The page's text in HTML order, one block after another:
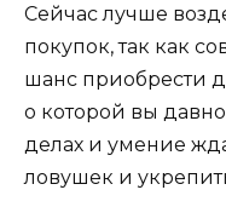
Сейчас лучше
покупок, так как
шанс приобрести
о которой вы
делах и умение
ловушек и